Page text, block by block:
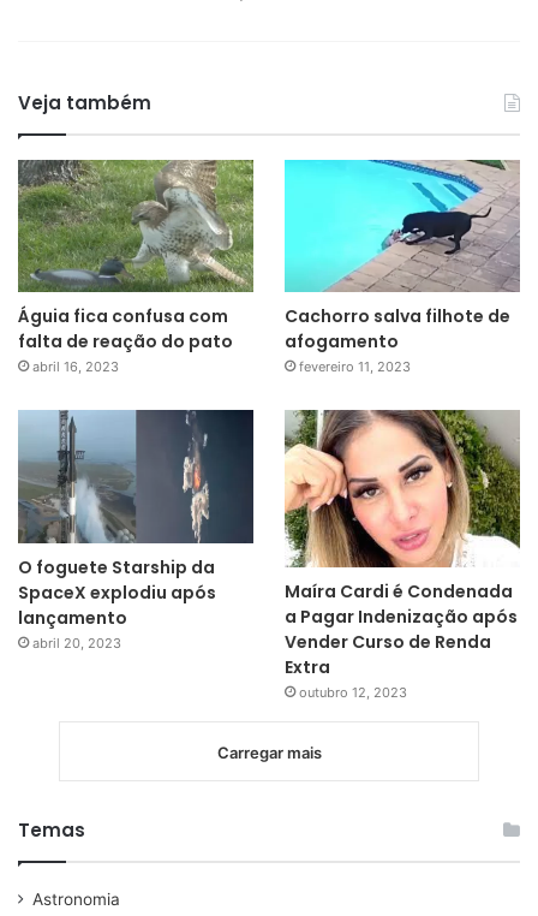
Veja também
Águia fica confusa com
falta de reação do pato
abril 16, 2023
Cachorro salva filhote de
afogamento
fevereiro 11, 2023
O foguete Starship da
SpaceX explodiu após
lançamento
abril 20, 2023
Maíra Cardi é Condenada
a Pagar Indenização após
Vender Curso de Renda
Extra
outubro 12, 2023
Carregar mais
Temas
Astronomia